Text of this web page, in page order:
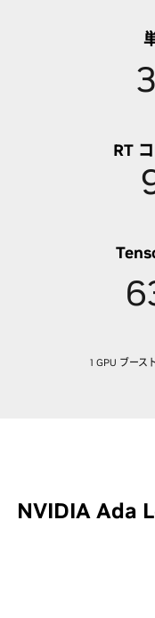
RT
1 GPU ブース
NVIDIA Ada